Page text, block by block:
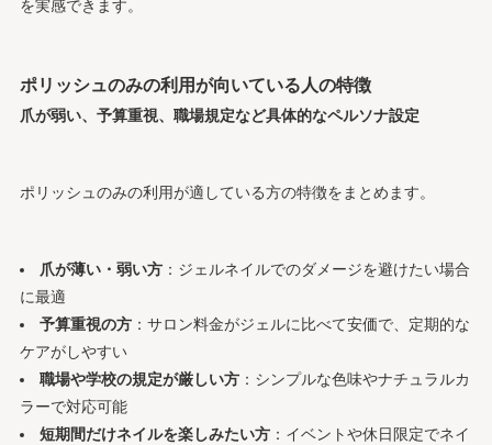
を実感できます。
ポリッシュのみの利用が向いている人の特徴
爪が弱い、予算重視、職場規定など具体的なペルソナ設定
ポリッシュのみの利用が適している方の特徴をまとめます。
爪が薄い・弱い方 ：ジェルネイルでのダメージを避けたい場合
に最適
予算重視の方 ：サロン料金がジェルに比べて安価で、定期的な
ケアがしやすい
職場や学校の規定が厳しい方 ：シンプルな色味やナチュラルカ
ラーで対応可能
短期間だけネイルを楽しみたい方 ：イベントや休日限定でネイ